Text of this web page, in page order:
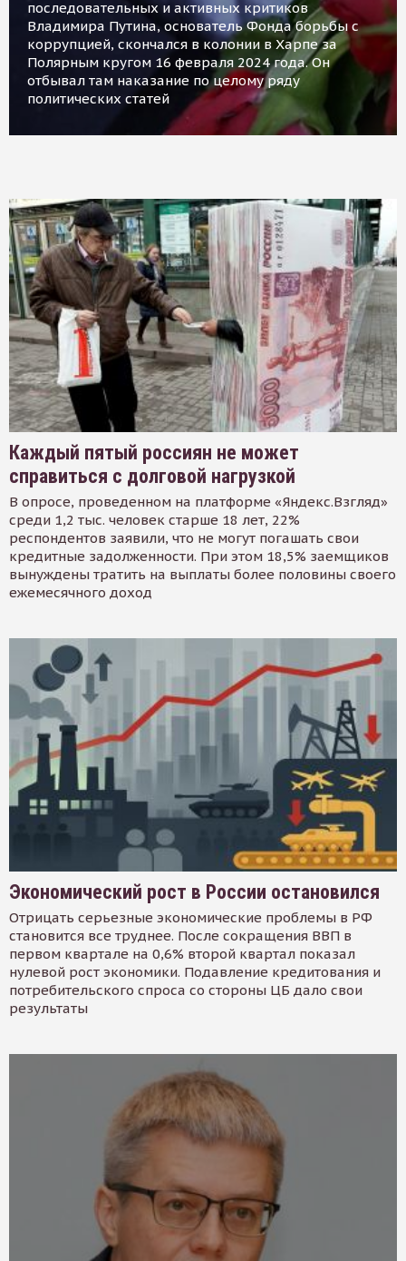
последовательных и активных критиков
Владимира Путина, основатель Фонда борьбы с
коррупцией, скончался в колонии в Харпе за
Полярным кругом 16 февраля 2024 года. Он
отбывал там наказание по целому ряду
политических статей
Каждый пятый россиян не может
справиться с долговой нагрузкой
В опросе, проведенном на платформе «Яндекс.Взгляд»
среди 1,2 тыс. человек старше 18 лет, 22%
респондентов заявили, что не могут погашать свои
кредитные задолженности. При этом 18,5% заемщиков
вынуждены тратить на выплаты более половины своего
ежемесячного доход
Экономический рост в России остановился
Отрицать серьезные экономические проблемы в РФ
становится все труднее. После сокращения ВВП в
первом квартале на 0,6% второй квартал показал
нулевой рост экономики. Подавление кредитования и
потребительского спроса со стороны ЦБ дало свои
результаты